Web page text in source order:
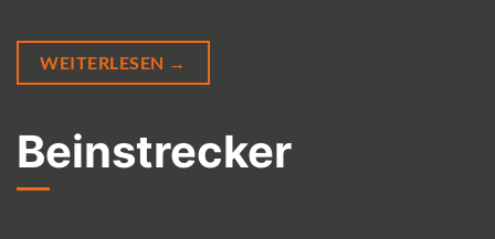
WEITERLESEN →
Beinstrecker